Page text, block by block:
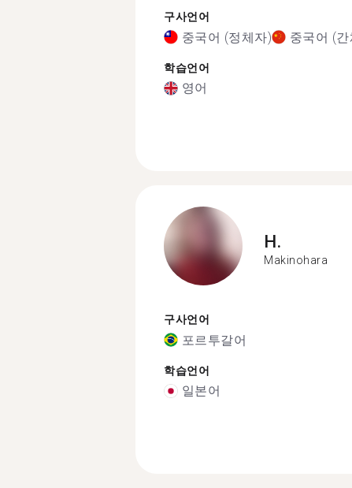
구사언어
중국어 (정체자) 중국어 (간
학습언어
영어
H.
Makinohara
구사언어
포르투갈어
학습언어
일본어